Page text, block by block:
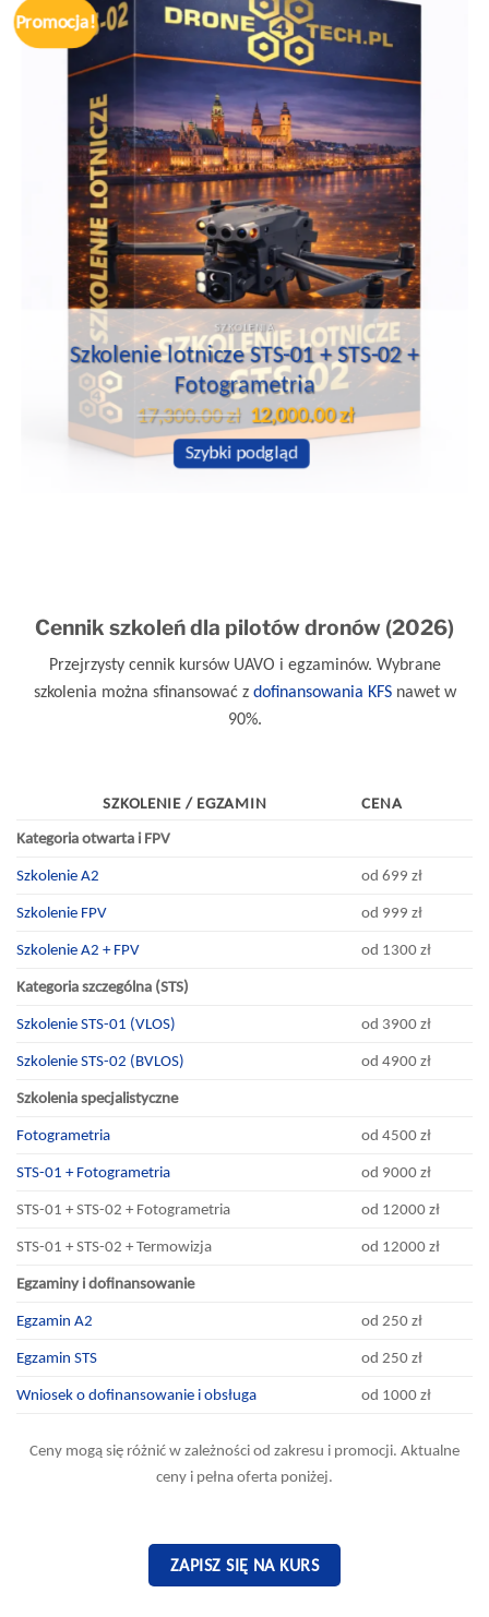
Promocja!
Szkolenie lotnicze STS-01 + STS-02 +
Fotogrametria
17,300.00zł Pierwotna
cena
wynosiła:
17,300.00 zł.
12,000.00 cena
wynosi:
12,000.00 zł.
Szybki podgląd
Cennik szkoleń dla pilotów dronów (2026)
Przejrzysty cennik kursów UAVO i egzaminów. Wybrane
szkolenia można sfinansować z dofinansowania KFSnawet w
90%.
SZKOLENIE / EGZAMIN
CENA
Kategoria otwarta i FPV
Szkolenie A2
od 699 zł
Szkolenie FPV
od 999 zł
Szkolenie A2 + FPV
od 1300 zł
Kategoria szczególna (STS)
Szkolenie STS-01 (VLOS)
od 3900 zł
Szkolenie STS-02 (BVLOS)
od 4900 zł
Szkolenia specjalistyczne
Fotogrametria
od 4500 zł
STS-01 + Fotogrametria
od 9000 zł
STS-01 + STS-02 + Fotogrametria
od 12000 zł
STS-01 + STS-02 + Termowizja
od 12000 zł
Egzaminy i dofinansowanie
Egzamin A2
od 250 zł
Egzamin STS
od 250 zł
Wniosek o dofinansowanie i obsługa
od 1000 zł
Ceny mogą się różnić w zależności od zakresu i promocji. Aktualne
ceny i pełna oferta poniżej.
ZAPISZ SIĘ NA KURS